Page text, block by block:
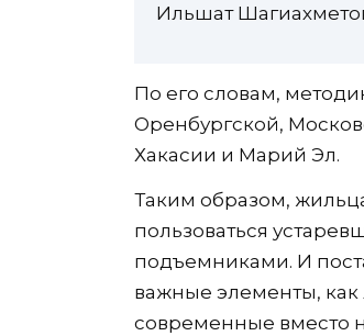
Ильшат
По его словам,
Оренбургской,
Хакасии и Марий Эл.
Таким образом,
пользоваться
подъемниками. И
важные элементы, как
современные вместо